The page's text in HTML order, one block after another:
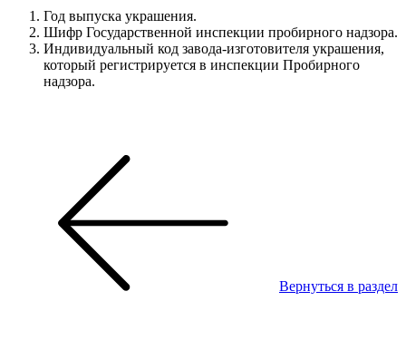
Год выпуска украшения.
Шифр Государственной инспекции пробирного надзора.
Индивидуальный код завода-изготовителя украшения,
который регистрируется в инспекции Пробирного
надзора.
Вернуться в раздел